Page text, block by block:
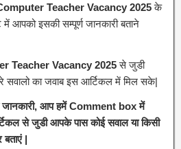
Teacher Vacancy 2025के
में आपको इसकी सम्पूर्ण जानकारी बताने
Teacher Vacancy 2025से जुडी
सवालो का जवाब इस आर्टिकल में मिल सके|
जानकारी, आप हमें Comment box में
से जुडी आपके पास कोई सवाल या किसी
बताएं |